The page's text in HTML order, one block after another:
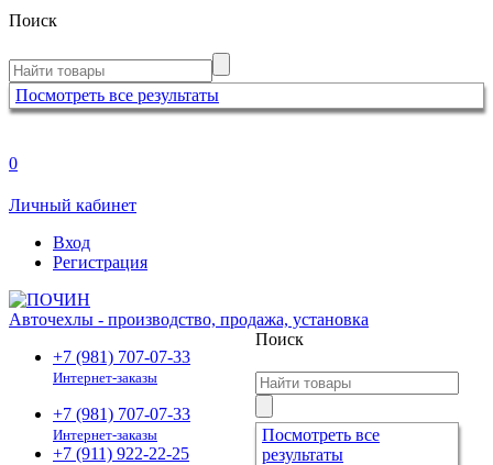
Поиск
Посмотреть все результаты
0
Личный кабинет
Вход
Регистрация
Авточехлы - производство, продажа, установка
+7 (981) 707-07-33
Интернет-заказы
+7 (981) 707-07-33
Интернет-заказы
+7 (911) 922-22-25
Поиск
Посмотреть все
результаты